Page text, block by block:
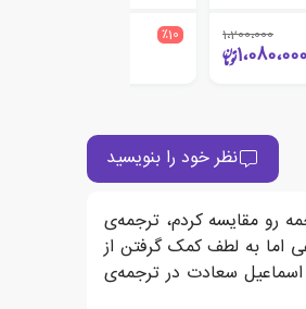
1،200،000
1،080،000
٪10
نظر خود را بنویسید
رو مقایسه کردم، ترجمه‌ی
اما به لطف کمک گرفتن از
سعادت در ترجمه‌ی